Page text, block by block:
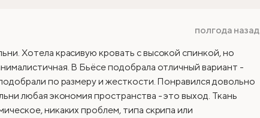
полгода назад
Хотела красивую кровать с высокой спинкой, но
В Бьёсе подобрала отличный вариант -
по размеру и жесткости. Понравился довольно
любая экономия пространства - это выход. Ткань
никаких проблем, типа скрипа или